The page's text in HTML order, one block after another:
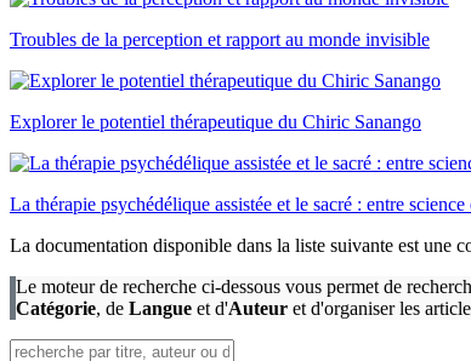
Troubles de la perception et rapport au monde invisible
Explorer le potentiel thérapeutique du Chiric Sanango
La thérapie psychédélique assistée et le sacré : entre science
La documentation disponible dans la liste suivante est une
Le moteur de recherche ci-dessous vous permet de
Catégorie, de Langue et d'Auteur et d'organiser les